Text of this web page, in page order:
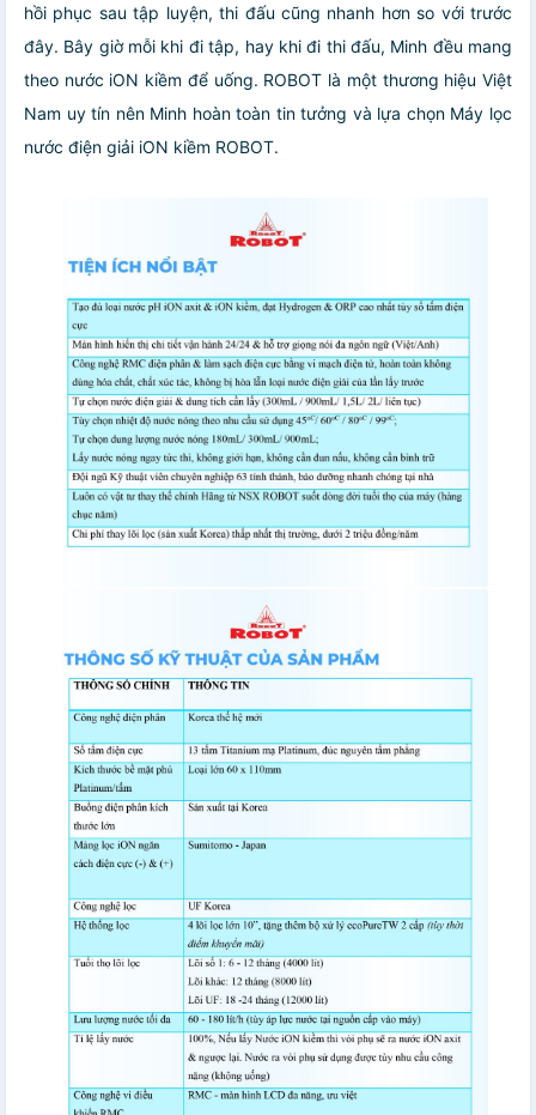
hồi phục sau tập luyện, thi đấu cũng nhanh hơn so với trước
đây. Bây giờ mỗi khi đi tập, hay khi đi thi đấu, Minh đều mang
theo nước iON kiềm để uống. ROBOT là một thương hiệu Việt
Nam uy tín nên Minh hoàn toàn tin tưởng và lựa chọn Máy lọc
nước điện giải iON kiềm ROBOT.